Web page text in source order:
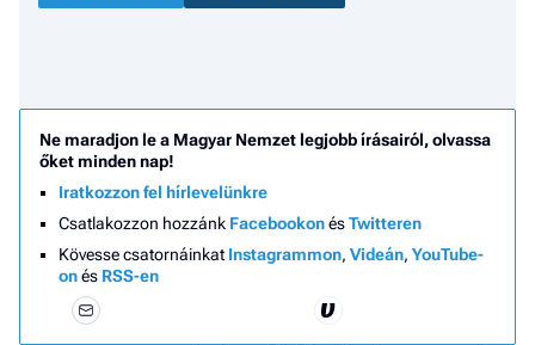
Ne maradjon le a Magyar Nemzet legjobb írásairól, olvassa
őket minden nap!
Iratkozzon fel hírlevelünkre
Csatlakozzon hozzánk FacebookonésTwitteren
Kövesse csatornáinkat Instagrammon, Videán, YouTube-
onés RSS-en